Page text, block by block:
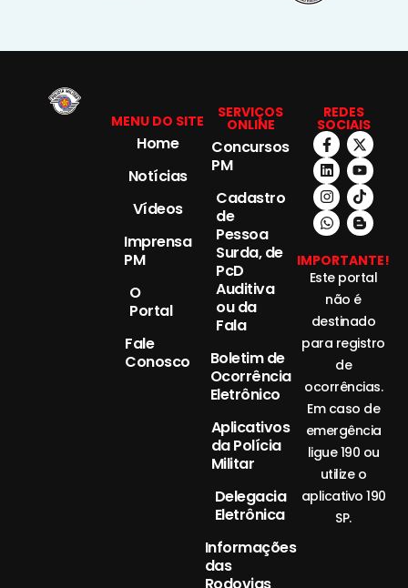
MENU DO SITE
Home
Notícias
Vídeos
Imprensa
PM
O
Portal
Fale
Conosco
SERVIÇOS
ONLINE
Concursos
PM
Cadastro
de
Pessoa
Surda, de
PcD
Auditiva
ou da
Fala
Boletim de
Ocorrência
Eletrônico
Aplicativos
da Polícia
Militar
Delegacia
Eletrônica
Informações
das
REDES
SOCIAIS
IMPORTANTE!
Este portal
não é
destinado
para registro
de
ocorrências.
Em caso de
emergência
ligue 190 ou
utilize o
aplicativo 190
SP.